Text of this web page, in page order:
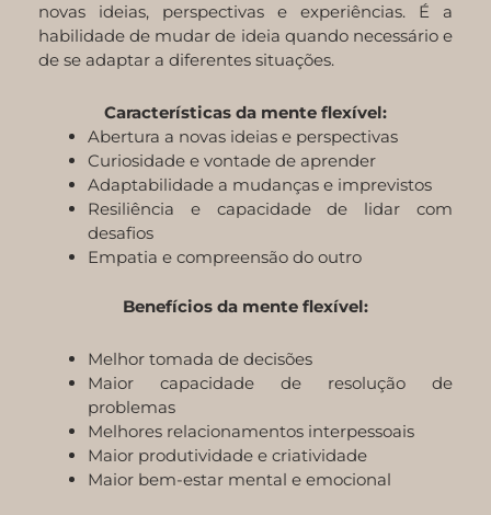
novas ideias, perspectivas e experiências. É a
habilidade de mudar de ideia quando necessário e
de se adaptar a diferentes situações.
Características da mente flexível:
Abertura a novas ideias e perspectivas
Curiosidade e vontade de aprender
Adaptabilidade a mudanças e imprevistos
Resiliência e capacidade de lidar com
desafios
Empatia e compreensão do outro
Benefícios da mente flexível:
Melhor tomada de decisões
Maior capacidade de resolução de
problemas
Melhores relacionamentos interpessoais
Maior produtividade e criatividade
Maior bem-estar mental e emocional